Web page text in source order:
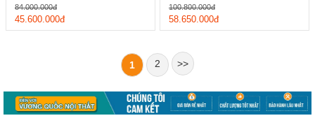
45.600.000đ
84.000.000đ
58.650.000đ
100.800.000đ
1 2 >>